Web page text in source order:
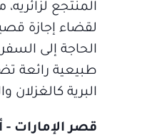
المنتجع
لقضاء إجازة
الحاجة إلى
طبيعية رائعة
البرية
قصر الإمارات -